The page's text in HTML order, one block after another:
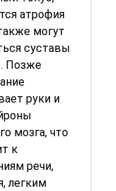
атрофия
могут
суставы
Позже
руки и
мозга, что
к
речи,
легким